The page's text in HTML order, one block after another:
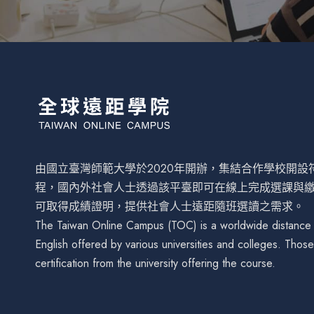
由國立臺灣師範大學於2020年開辦，集結合作學校開
程，國內外社會人士透過該平臺即可在線上完成選課與
可取得成績證明，提供社會人士遠距隨班選讀之需求。
The Taiwan Online Campus (TOC) is a worldwide
English offered by various universities and colleges.
certification from the university offering the course.